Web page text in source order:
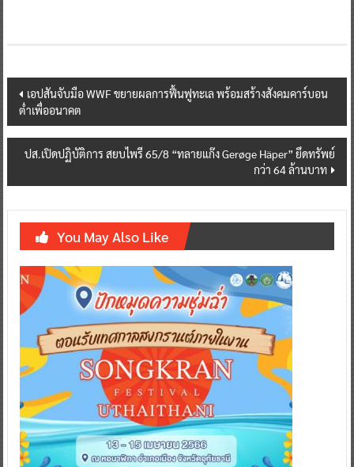
Post
navigation
เอปสันจับมือ WWF ขยายผลการฟื้นฟูทะเล พร้อมสร้างสังคมคาร์บอน
ต่ำเพื่ออนาคต
ปส.เปิดปฏิบัติการ สยบไพรี 65/8 “ทลายแก๊ง Gerøge Häper” ยึดทรัพย์
กว่า 64 ล้านบาท
You May Also Like